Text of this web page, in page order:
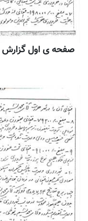
صفحه ی اول گزارش